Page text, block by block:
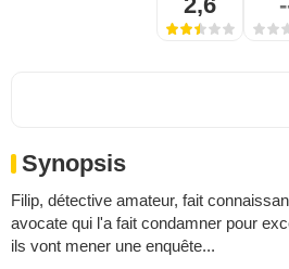
Synopsis
Filip, détective amateur, fait
avocate qui l'a fait condamner pour
ils vont mener une enquête...